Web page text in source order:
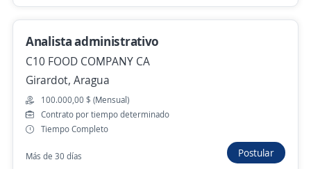
José Ángel Lamas, Aragua
Se precisa Urgente
Analista Contable Fiscal (Contador
Titulado)
Carirubana, Falcón
Analista administrativo
C10 FOOD COMPANY CA
Girardot, Aragua
100.000,00 $ (Mensual)
Contrato por tiempo determinado
Tiempo Completo
Más de 30 días Postular